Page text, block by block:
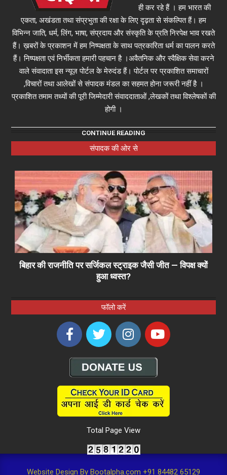
ही कर रहे हैं । हम भारत की
एकता, अखंडता तथा संप्रभुता की रक्षा के लिए दृढ़ता से संकल्पित हैं। हम
विभिन्न जाति, धर्म, लिंग, भाषा, संप्रदाय और संस्कृति के प्रति निरपेक्ष भाव रखते
हैं। ख़बरों के प्रकाशन में हम निष्पक्षता के साथ पत्रकारिता धर्म का पालन करते
हैं। निष्पक्षता एवं निर्भीकता हमारी पहचान है ।अवैतनिक और स्वैक्षिक सेवा करने
वाले संवादाता इस न्यूज़ पोर्टल के मेरुदंड हैं। पोर्टल पर प्रकाशित समाचारों
,विचारों तथा आलेखों से संपादक मंडल का सहमत होना जरूरी नहीं है ।
प्रकाशित तमाम तथ्यों की पूरी जिम्मेदारी संवाददाताओं ,लेखकों तथा विश्लेषकों की
होगी ।
CONTINUE READING
संपादक की ओर से
बिहार की राजनीति पर सर्जिकल स्ट्राइक जैसी जीत — विपक्ष क्यों
हुआ ध्वस्त?
फॉलो करें
Total Page View
Website Design By Bootalpha.com +91 84482 65129